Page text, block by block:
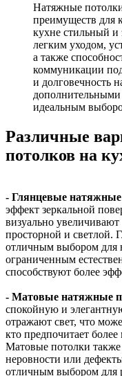
Натяжные
преимуществ для
кухне стильный и
легким уходом,
а также
коммуникации
и долговечность
идеальным
Различные
потолков на
- Глянцевые
эффект зеркальной
визуально увеличивают
просторной и светлой.
отличным выбором для
ограниченным
способствуют более
- Матовые натяжные
спокойную и
отражают свет, что
кто предпочитает
Матовые потолки
неровности или
отличным выбором для